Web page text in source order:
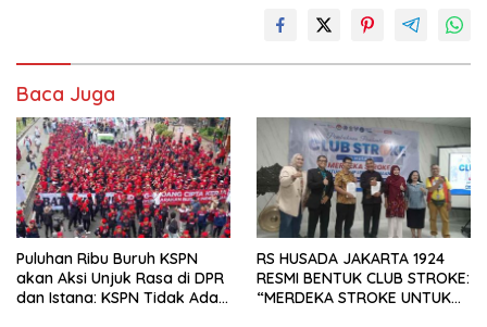
Baca Juga
Puluhan Ribu Buruh KSPN
akan Aksi Unjuk Rasa di DPR
dan Istana: KSPN Tidak Ada
RS HUSADA JAKARTA 1924
RESMI BENTUK CLUB STROKE:
“MERDEKA STROKE UNTUK